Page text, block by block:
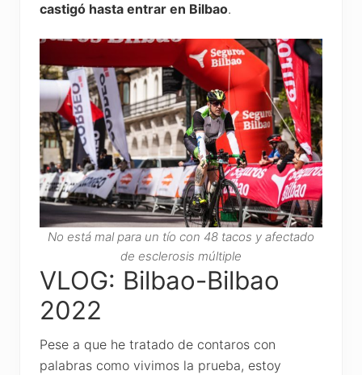
castigó hasta entrar en Bilbao.
No está mal para un tío con 48 tacos y afectado
de esclerosis múltiple
VLOG: Bilbao-Bilbao
2022
Pese a que he tratado de contaros con
palabras como vivimos la prueba, estoy